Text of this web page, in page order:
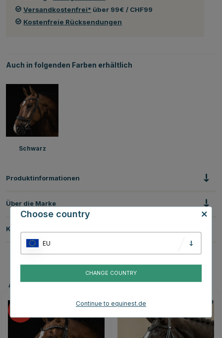
Versandkostenfrei* über 99€ / CHF99
Kostenfreie Rücksendungen
Auch in folgenden Farben erhältlich
Schwarz
Produktinformationen
Über die Marke
Kundenbewertungen
Andere Produkte, die Ihnen gefallen könnten
Choose country
EU
CHANGE COUNTRY
Continue to equinest.de